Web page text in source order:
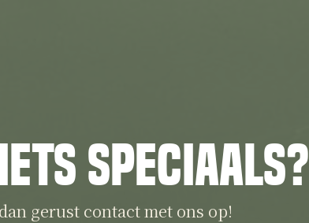
speciaals?
gerust contact met ons op!